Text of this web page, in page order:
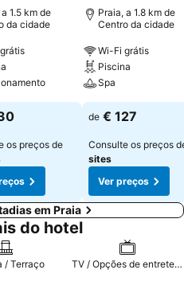
1.5 km de
da cidade
os preços de
Praia, a 1.8 km de
Centro da cidade
Wi-Fi grátis
Piscina
Spa
de € 127
Consulte os preços
sites
Ver preços
em Praia
do hotel
/ Terraço TV / Opções de entretenimento